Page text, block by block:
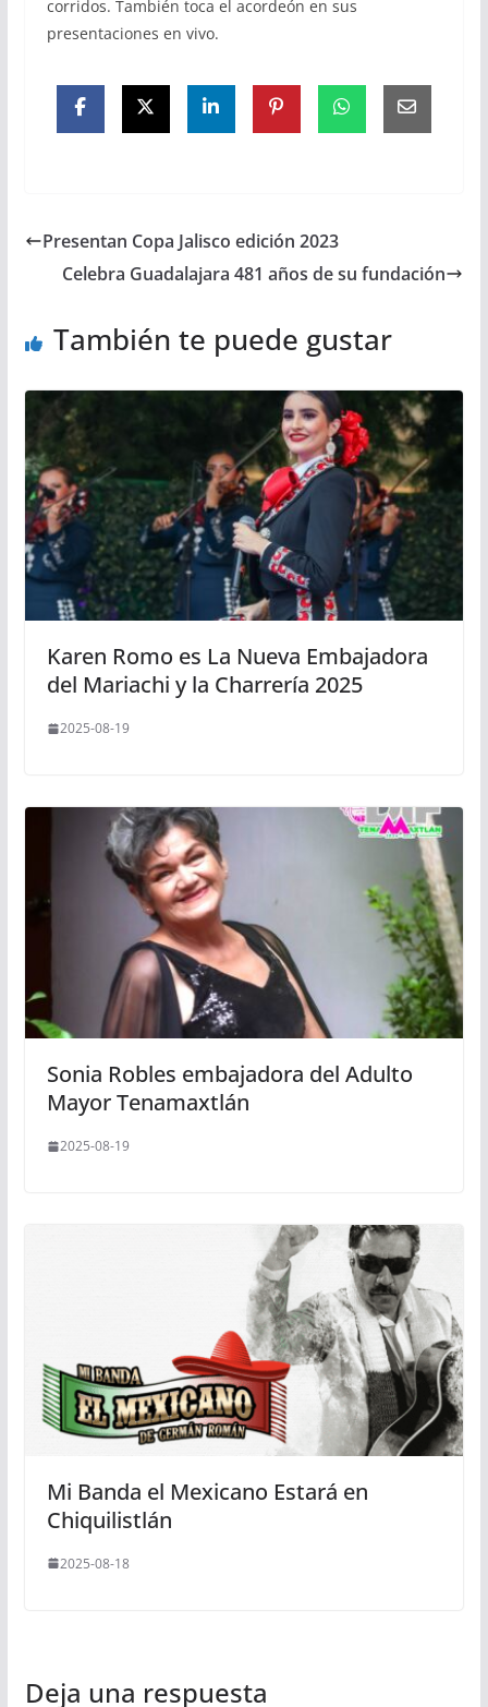
corridos. También toca el acordeón en sus
presentaciones en vivo.
Presentan Copa Jalisco edición 2023
Celebra Guadalajara 481 años de su fundación
También te puede gustar
Karen Romo es La Nueva Embajadora
del Mariachi y la Charrería 2025
2025-08-19
Sonia Robles embajadora del Adulto
Mayor Tenamaxtlán
2025-08-19
Mi Banda el Mexicano Estará en
Chiquilistlán
2025-08-18
Deja una respuesta